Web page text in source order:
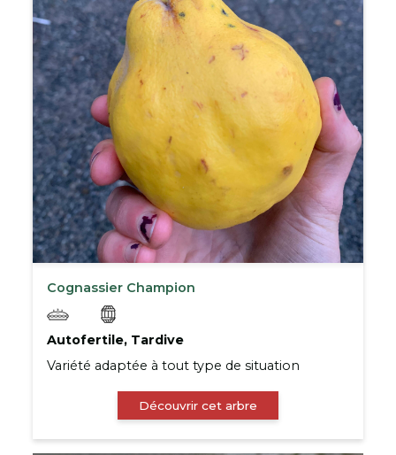
Cognassier Champion
Autofertile, Tardive
Variété adaptée à tout type de situation
Découvrir cet arbre